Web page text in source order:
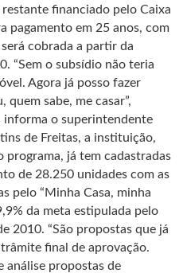
financiado pelo Caixa
pagamento em 25 anos, com
cobrada a partir da
“Sem o subsídio não teria
Agora já posso fazer
quem sabe, me casar”,
informa o superintendente
de Freitas, a instituição,
programa, já tem cadastradas
de 28.250 unidades com as
pelo “Minha Casa, minha
da meta estipulada pelo
2010. “São propostas que já
final de aprovação.
análise propostas de